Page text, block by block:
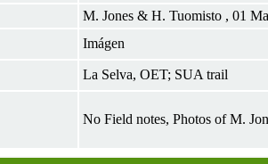
M. Jones & H. Tuomisto , 01
Imágen
La Selva, OET; SUA trail
No Field notes, Photos of M.